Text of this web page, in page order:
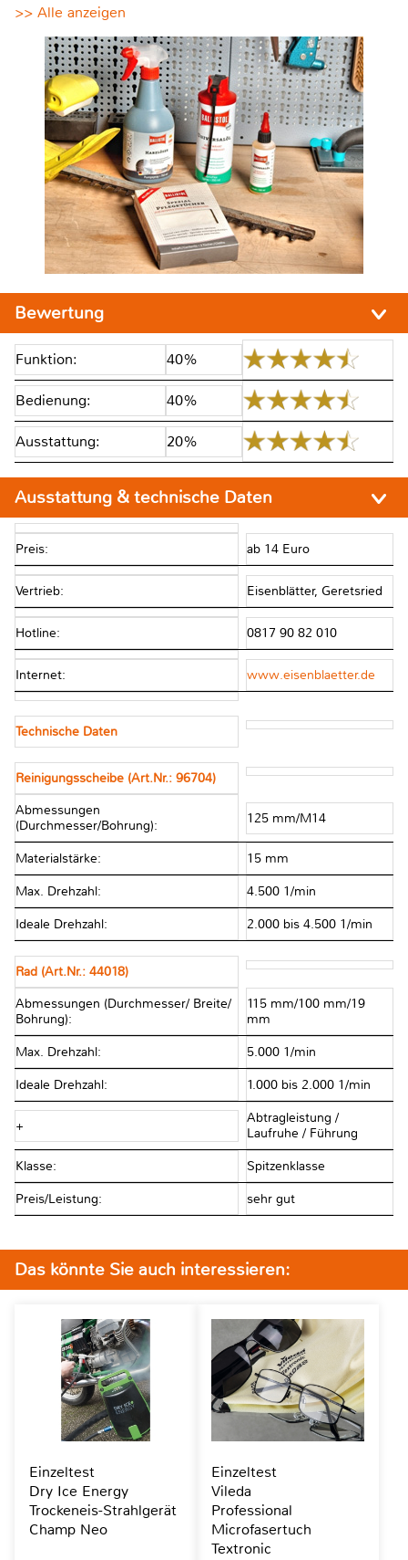
>> Alle anzeigen
Bewertung
Funktion: 40%
Bedienung: 40%
Ausstattung: 20%
Ausstattung & technische Daten
Preis: ab 14 Euro
Vertrieb: Eisenblätter, Geretsried
Hotline: 0817 90 82 010
Internet: www.eisenblaetter.de
Technische Daten
Reinigungsscheibe (Art.Nr.: 96704)
Abmessungen
(Durchmesser/Bohrung):
125 mm/M14
Materialstärke: 15 mm
Max. Drehzahl: 4.500 1/min
Ideale Drehzahl: 2.000 bis 4.500 1/min
Rad (Art.Nr.: 44018)
Abmessungen (Durchmesser/ Breite/
Bohrung):
115 mm/100 mm/19
mm
Max. Drehzahl: 5.000 1/min
Ideale Drehzahl: 1.000 bis 2.000 1/min
+
Abtragleistung /
Laufruhe / Führung
Klasse: Spitzenklasse
Preis/Leistung: sehr gut
Das könnte Sie auch interessieren:
Einzeltest
Dry Ice Energy
Trockeneis-Strahlgerät
Champ Neo
Einzeltest
Vileda
Professional
Microfasertuch
Textronic